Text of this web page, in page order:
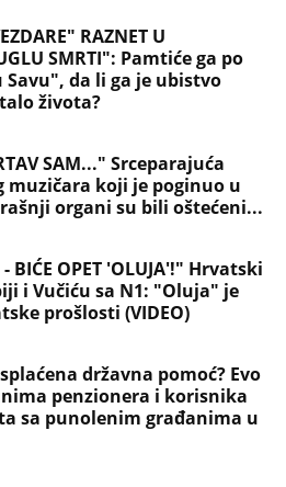
RAZNET U
SMRTI": Pamtiće ga po
da li ga je ubistvo
života?
SAM..." Srceparajuća
muzičara koji je poginuo u
organi su bili oštećeni...
- BIĆE OPET 'OLUJA'!" Hrvatski
i Vučiću sa N1: "Oluja" je
prošlosti (VIDEO)
državna pomoć? Evo
penzionera i korisnika
sa punolenim građanima u